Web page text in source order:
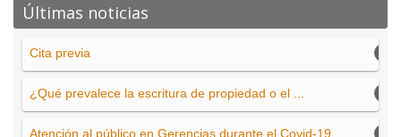
Últimas noticias
Cita previa
¿Qué prevalece la escritura de propiedad o el ...
Atención al público en Gerencias durante el Covid-19